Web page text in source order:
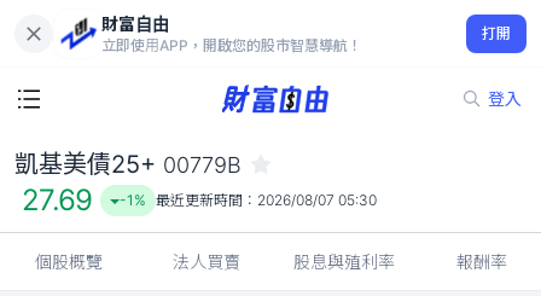
財富自由
立即使用APP，開啟您的股市智慧導航！
打開
登入
27.69
-1%
凱基美債25+ 00779B
27.69 -1% 最近更新時間： 2026/08/07 05:30
個股概覽 法人買賣 股息與殖利率 報酬率